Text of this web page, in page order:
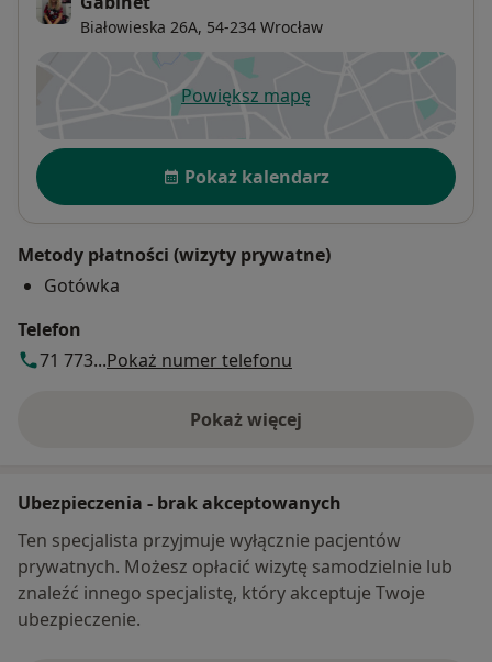
Białowieska 26A, 54-234 Wrocław
Powiększ mapęotwiera się w nowej karcie
Dostępność
Pokaż kalendarz
Metody płatności (wizyty prywatne)
Gotówka
Telefon
71 773...Pokaż numer telefonu
Pokaż więcej
o adresie
Ubezpieczenia - brak akceptowanych
Ten specjalista przyjmuje wyłącznie pacjentów
prywatnych. Możesz opłacić wizytę samodzielnie lub
znaleźć innego specjalistę, który akceptuje Twoje
ubezpieczenie.